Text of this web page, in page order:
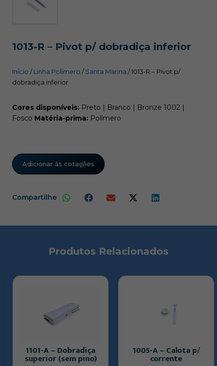
1013-R – Pivot p/ dobradiça inferior
Início /Linha Polímero /Santa Marina / 1013-R – Pivot p/
dobradiça inferior
Cores disponíveis: Preto | Branco | Bronze 1002 |
Fosco Matéria-prima: Polímero
Adicionar às cotações
Compartilhe
Produtos Relacionados
1101-A – Dobradiça
superior (sem pino)
1005-A – Calota p/
corrente